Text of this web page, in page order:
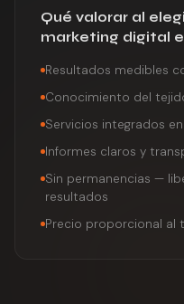
Qué valorar al
marketing digital
Resultados medibles
Conocimiento del
Servicios integrados
Informes claros y
Sin permanencias —
resultados
Precio proporcional al